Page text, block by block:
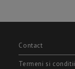
Contact
Termeni si conditii